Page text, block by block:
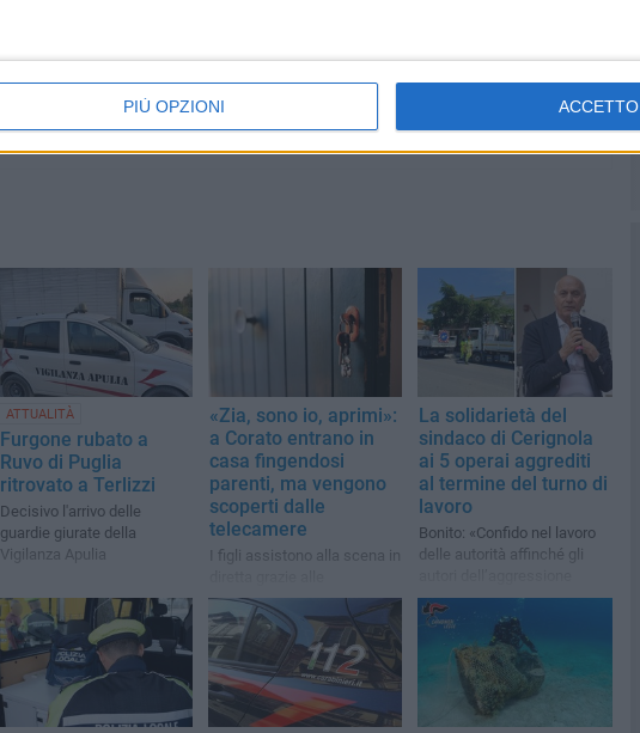
PIÙ OPZIONI ACCETTO
ATTUALITÀ
Furgone rubato a
Ruvo di Puglia
ritrovato a Terlizzi
Decisivo l'arrivo delle
guardie giurate della
Vigilanza Apulia
«Zia, sono io, aprimi»:
a Corato entrano in
casa fingendosi
parenti, ma vengono
scoperti dalle
telecamere
I figli assistono alla scena in
telecamere e fanno scattare
l'allarme
La solidarietà del
sindaco di Cerignola
ai 5 operai aggrediti
al termine del turno di
lavoro
Bonito: «Confido nel lavoro
delle autorità affinché gli
vengano prontamente
individuati»